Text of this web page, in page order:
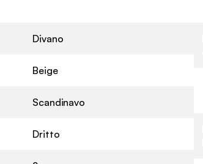
Divano
Beige
Scandinavo
Dritto